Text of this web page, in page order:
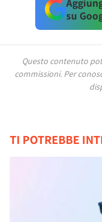
su
Questo contenuto
commissioni. Per
TI POTREBBE